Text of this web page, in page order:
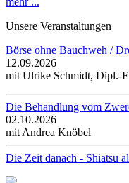
Unsere Veranstaltungen
Börse ohne Bauchweh /
12.09.2026
mit Ulrike Schmidt, Dipl.-
Die Behandlung vom
02.10.2026
mit Andrea Knöbel
Die Zeit danach - Shiatsu